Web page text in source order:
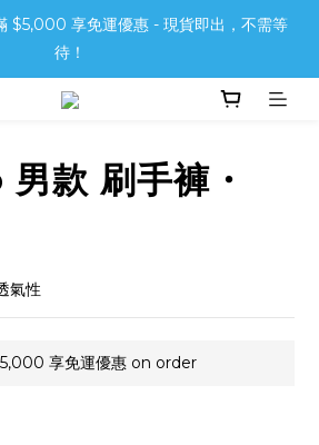
$5,000 享免運優惠 - 現貨即出，不需等
待！
款 刷手褲・
氣性
享免運優惠 on order